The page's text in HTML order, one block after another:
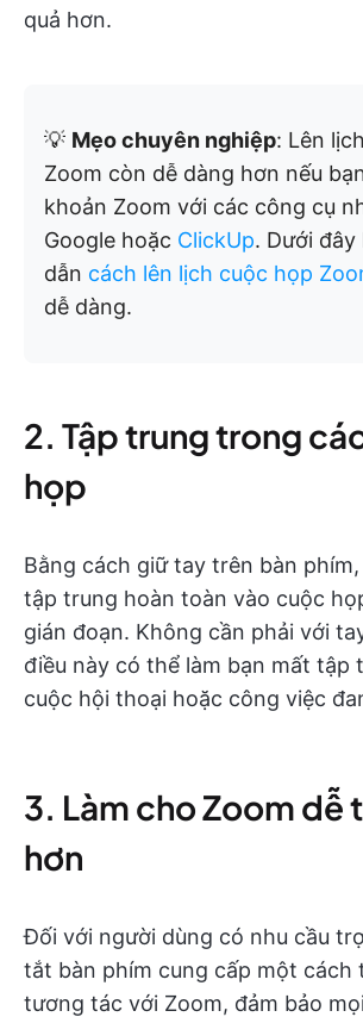
quả hơn.
💡 Mẹo chuyên nghiệp: Lên
Zoom còn dễ dàng hơn nếu
khoản Zoom với các công cụ
Google hoặc ClickUp. Dưới đây
dẫn cách lên lịch cuộc họp
dễ dàng.
2. Tập trung trong
họp
Bằng cách giữ tay trên bàn
tập trung hoàn toàn vào cuộc
gián đoạn. Không cần phải với
điều này có thể làm bạn mất tập
cuộc hội thoại hoặc công việc
3. Làm cho Zoom dễ
hơn
Đối với người dùng có nhu cầu
tắt bàn phím cung cấp một cách
tương tác với Zoom, đảm bảo